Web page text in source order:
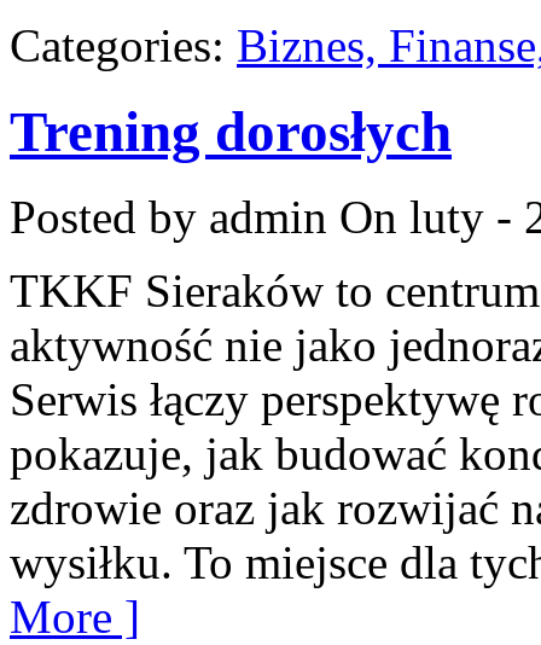
Categories: Biznes,
Trening dorosłych
Posted by admin On luty -
TKKF Sieraków to
aktywność nie jako
Serwis łączy perspektywę
pokazuje, jak budować
zdrowie oraz jak rozwijać
wysiłku. To miejsce dla
More ]